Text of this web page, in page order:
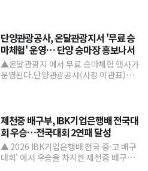
단양관광공사, 온달관광지서 '무료 승
마체험' 운영… 단양 승마장 홍보나서
▲온달관광지 에서 무료 승마체험 행사가
운영된다.단양관광공사(사장 이관표)가
제천중 배구부, IBK기업은행배 전국대
회 우승…전국대회 2연패 달성
▲ 2026 IBK기업은행배 전국 중·고 배구
대회' 에서 우승을 차지한 제천중 배구부.